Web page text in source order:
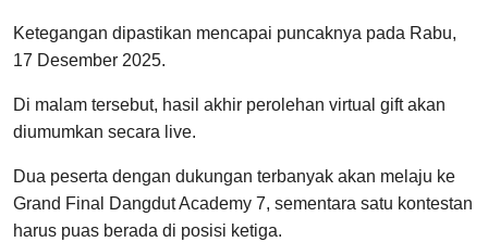
Ketegangan dipastikan mencapai puncaknya pada Rabu,
17 Desember 2025.
Di malam tersebut, hasil akhir perolehan virtual gift akan
diumumkan secara live.
Dua peserta dengan dukungan terbanyak akan melaju ke
Grand Final Dangdut Academy 7, sementara satu kontestan
harus puas berada di posisi ketiga.